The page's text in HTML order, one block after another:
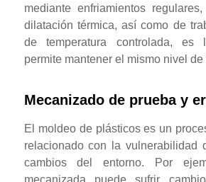
mediante enfriamientos
dilatación térmica, así como de
de temperatura controlada, es
permite mantener el mismo nivel
Mecanizado de prueba y
El moldeo de plásticos es un
relacionado con la vulnerabilidad
cambios del entorno. Por
mecanizada puede sufrir